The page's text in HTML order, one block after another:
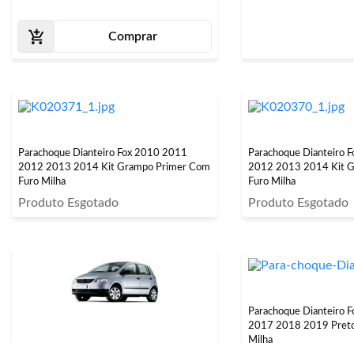
Comprar
Parachoque Dianteiro Fox 2010 2011
2012 2013 2014 Kit Grampo Primer Com
Furo Milha
Produto Esgotado
Parachoque Dianteiro
2012 2013 2014 Kit
Furo Milha
Produto Esgotado
Parachoque Dianteiro
2017 2018 2019 Preto Liso Com
Milha